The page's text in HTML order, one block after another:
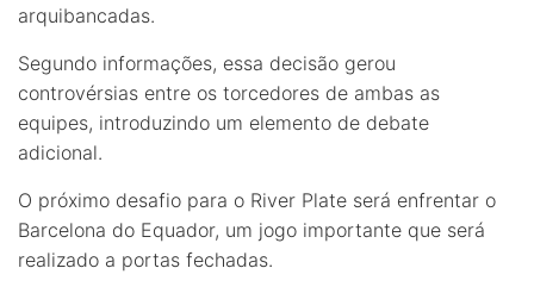
arquibancadas.
Segundo informações, essa decisão gerou
controvérsias entre os torcedores de ambas as
equipes, introduzindo um elemento de debate
adicional.
O próximo desafio para o River Plate será enfrentar o
Barcelona do Equador, um jogo importante que será
realizado a portas fechadas.